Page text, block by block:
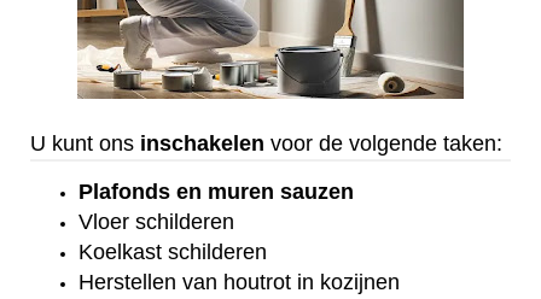
U kunt ons inschakelen voor de volgende taken:
Plafonds en muren sauzen
Vloer schilderen
Koelkast schilderen
Herstellen van houtrot in kozijnen